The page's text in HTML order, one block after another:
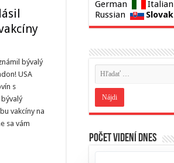
bývalý
USA
s
vakcíny na
sa vám
German
Italian
Russian
Slovak
Počet videní dnes